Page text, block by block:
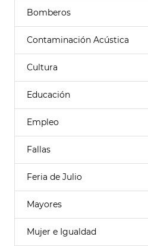
Bomberos
Contaminación Acústica
Cultura
Educación
Empleo
Fallas
Feria de Julio
Mayores
Mujer e Igualdad